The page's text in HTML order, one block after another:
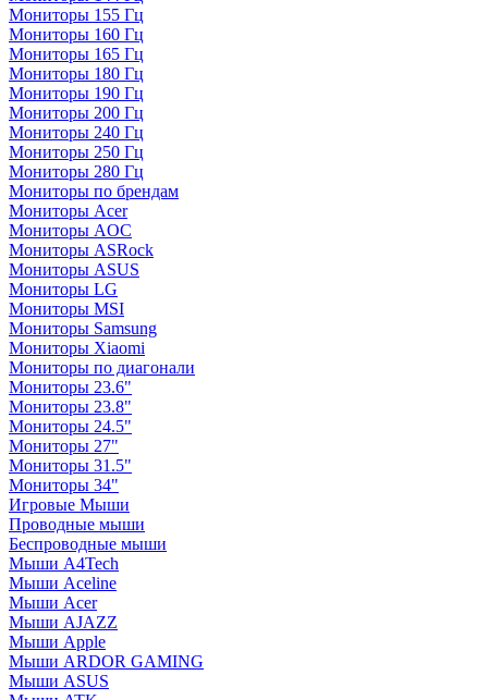
Мониторы 155 Гц
Мониторы 160 Гц
Мониторы 165 Гц
Мониторы 180 Гц
Мониторы 190 Гц
Мониторы 200 Гц
Мониторы 240 Гц
Мониторы 250 Гц
Мониторы 280 Гц
Мониторы по брендам
Мониторы Acer
Мониторы AOC
Мониторы ASRock
Мониторы ASUS
Мониторы LG
Мониторы MSI
Мониторы Samsung
Мониторы Xiaomi
Мониторы по диагонали
Мониторы 23.6"
Мониторы 23.8"
Мониторы 24.5"
Мониторы 27"
Мониторы 31.5"
Мониторы 34"
Игровые Мыши
Проводные мыши
Беспроводные мыши
Мыши A4Tech
Мыши Aceline
Мыши Acer
Мыши AJAZZ
Мыши Apple
Мыши ARDOR GAMING
Мыши ASUS